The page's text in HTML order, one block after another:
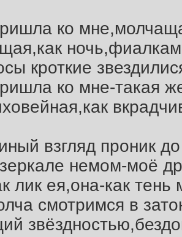
ко
кроткие
ко мне-такая
взгляд проник
немом-моё
лик ея,она-как тень
смотримся в